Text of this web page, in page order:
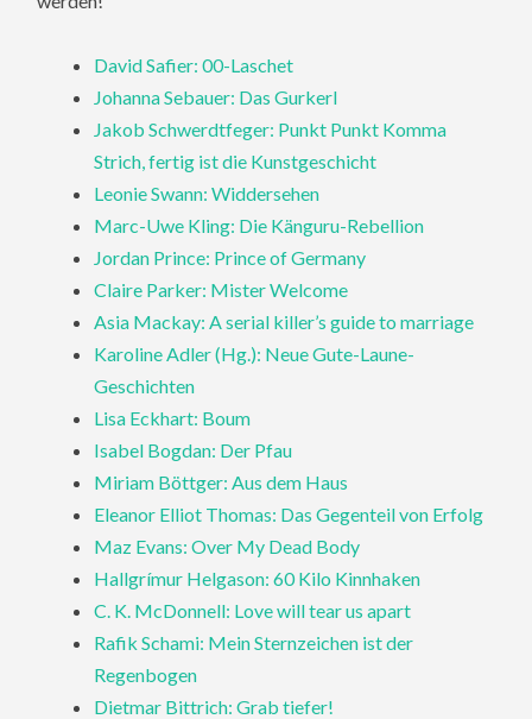
David Safier: 00-Laschet
Johanna Sebauer: Das Gurkerl
Jakob Schwerdtfeger: Punkt Punkt Komma
Strich, fertig ist die Kunstgeschicht
Leonie Swann: Widdersehen
Marc-Uwe Kling: Die Känguru-Rebellion
Jordan Prince: Prince of Germany
Claire Parker: Mister Welcome
Asia Mackay: A serial killer’s guide to marriage
Karoline Adler (Hg.): Neue Gute-Laune-
Geschichten
Lisa Eckhart: Boum
Isabel Bogdan: Der Pfau
Miriam Böttger: Aus dem Haus
Eleanor Elliot Thomas: Das Gegenteil von Erfolg
Maz Evans: Over My Dead Body
Hallgrímur Helgason: 60 Kilo Kinnhaken
C. K. McDonnell: Love will tear us apart
Rafik Schami: Mein Sternzeichen ist der
Regenbogen
Dietmar Bittrich: Grab tiefer!